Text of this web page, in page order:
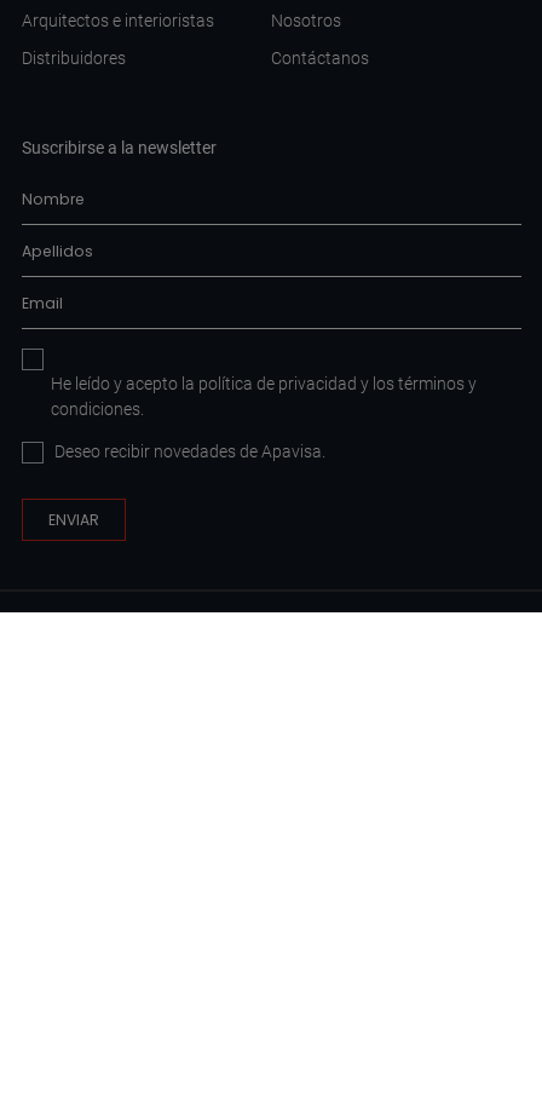
Arquitectos e interioristas
Distribuidores
Nosotros
Contáctanos
Suscribirse a la newsletter
He leído y acepto la política de privacidad y lostérminos y
condiciones
Deseo recibir novedades de Apavisa.